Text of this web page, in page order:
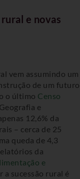
e novas
vem assumindo um
de um futuro
o último Censo
e
12,6% da
– cerca de 25
queda de 4,3
da
e
sucessão rural é